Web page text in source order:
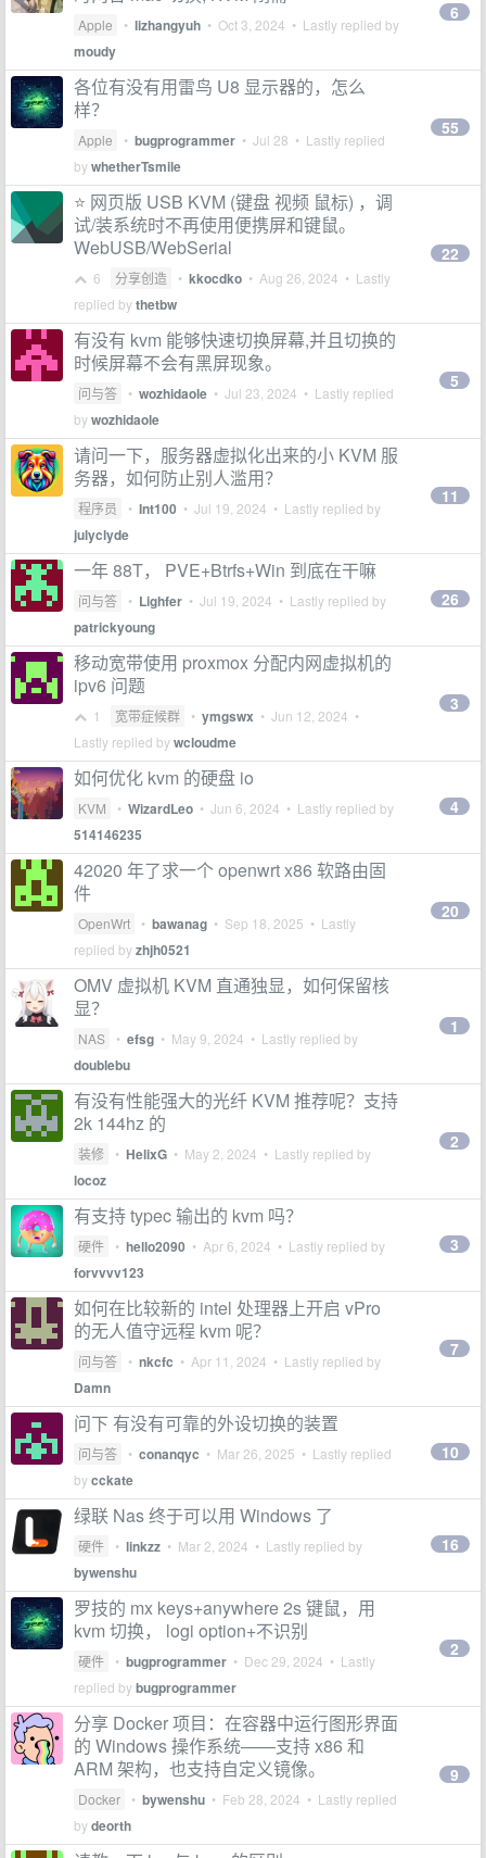
Apple • lizhangyuh • Oct 3, 2024 • Lastly replied by
moudy
6
各位有没有用雷鸟 U8 显示器的，怎么
样？
Apple • bugprogrammer • Jul 28 • Lastly replied
bywhetherTsmile
55
⭐ 网页版 USB KVM (键盘 视频 鼠标) ，调
试/装系统时不再使用便携屏和键鼠。
WebUSB/WebSerial
6 分享创造 • kkocdko • Aug 26, 2024 • Lastly
replied bythetbw
22
有没有 kvm 能够快速切换屏幕,并且切换的
时候屏幕不会有黑屏现象。
问与答 • wozhidaole • Jul 23, 2024 • Lastly replied
bywozhidaole
5
请问一下，服务器虚拟化出来的小 KVM 服
务器，如何防止别人滥用？
程序员 • Int100 • Jul 19, 2024 • Lastly replied by
julyclyde
11
一年 88T， PVE+Btrfs+Win 到底在干嘛
问与答 • Lighfer • Jul 19, 2024 • Lastly replied by
patrickyoung
26
移动宽带使用 proxmox 分配内网虚拟机的
ipv6 问题
1 宽带症候群 • ymgswx • Jun 12, 2024 •
Lastly replied bywcloudme
3
如何优化 kvm 的硬盘 io
KVM • WizardLeo • Jun 6, 2024 • Lastly replied by
514146235
4
42020 年了求一个 openwrt x86 软路由固
件
OpenWrt • bawanag • Sep 18, 2025 • Lastly
replied byzhjh0521
20
OMV 虚拟机 KVM 直通独显，如何保留核
显？
NAS • efsg • May 9, 2024 • Lastly replied by
doublebu
1
有没有性能强大的光纤 KVM 推荐呢？支持
2k 144hz 的
装修 • HelixG • May 2, 2024 • Lastly replied by
locoz
2
有支持 typec 输出的 kvm 吗？
硬件 • hello2090 • Apr 6, 2024 • Lastly replied by
forvvvv123
3
如何在比较新的 intel 处理器上开启 vPro
的无人值守远程 kvm 呢？
问与答 • nkcfc • Apr 11, 2024 • Lastly replied by
Damn
7
问下 有没有可靠的外设切换的装置
问与答 • conanqyc • Mar 26, 2025 • Lastly replied
bycckate
10
绿联 Nas 终于可以用 Windows 了
硬件 • linkzz • Mar 2, 2024 • Lastly replied by
bywenshu
16
罗技的 mx keys+anywhere 2s 键鼠，用
kvm 切换， logi option+不识别
硬件 • bugprogrammer • Dec 29, 2024 • Lastly
replied bybugprogrammer
2
分享 Docker 项目：在容器中运行图形界面
的 Windows 操作系统——支持 x86 和
ARM 架构，也支持自定义镜像。
Docker • bywenshu • Feb 28, 2024 • Lastly replied
bydeorth
9